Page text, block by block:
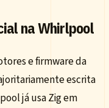
na Whirlpool
e firmware da
escrita
já usa Zig em